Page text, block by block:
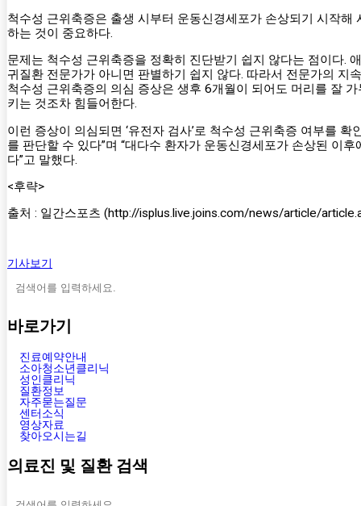
척수성 근위축증은 출생 시부터 운동신경세포가 손상되기 시작
하는 것이 중요하다.
문제는 척수성 근위축증을 정확히 진단받기 쉽지 않다는 점이다.
귀질환 전문가가 아니면 판별하기 쉽지 않다. 따라서 전문가의 지
척수성 근위축증의 의심 증상은 생후 6개월이 되어도 머리를 잘
키는 것조차 힘들어한다.
이런 증상이 의심되면 ‘유전자 검사’로 척수성 근위축증 여부를
를 판단할 수 있다”며 “대다수 환자가 운동신경세포가 손상된 이
다”고 말했다.
<후략>
출처 : 일간스포츠 (http://isplus.live.joins.com/news/article/
기사보기
바로가기
진료예약안내
소아청소년클리닉
성인클리닉
질환정보
자주묻는질문
센터소식
영상자료
찾아오시는길
의료진 및 질환 검색